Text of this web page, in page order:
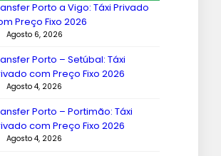
Porto a Vigo: Táxi Privado
Preço Fixo 2026
Agosto 6, 2026
Porto – Setúbal: Táxi
com Preço Fixo 2026
Agosto 4, 2026
Porto – Portimão: Táxi
com Preço Fixo 2026
Agosto 4, 2026